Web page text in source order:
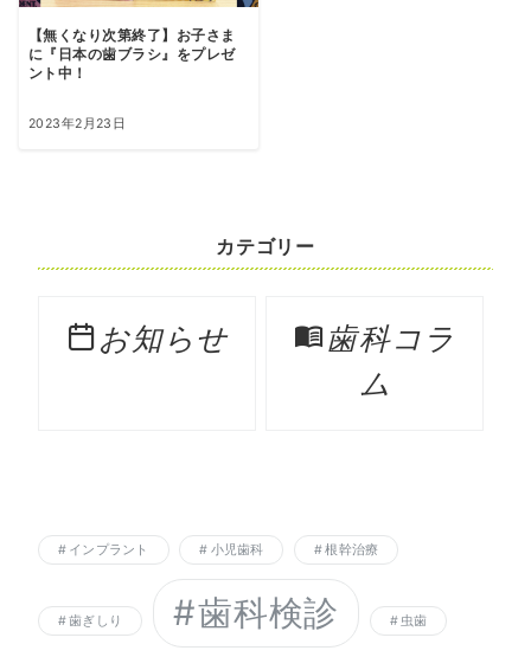
【無くなり次第終了】お子さま
に『日本の歯ブラシ』をプレゼ
ント中！
2023年2月23日
カテゴリー
お知らせ
歯科コラ
ム
インプラント 小児歯科 根幹治療
歯ぎしり 歯科検診 虫歯